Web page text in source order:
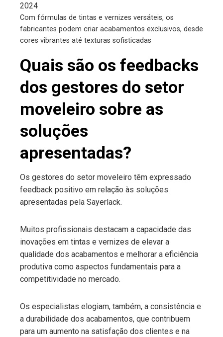
Com fórmulas de tintas e vernizes versáteis, os
fabricantes podem criar acabamentos exclusivos, desde
cores vibrantes até texturas sofisticadas
Quais são os feedbacks
dos gestores do setor
moveleiro sobre as
soluções
apresentadas?
Os gestores do setor moveleiro têm expressado
feedback positivo em relação às soluções
apresentadas pela Sayerlack.
Muitos profissionais destacam a capacidade das
inovações em tintas e vernizes de elevar a
qualidade dos acabamentos e melhorar a eficiência
produtiva como aspectos fundamentais para a
competitividade no mercado.
Os especialistas elogiam, também, a consistência e
a durabilidade dos acabamentos, que contribuem
para um aumento na satisfação dos clientes e na